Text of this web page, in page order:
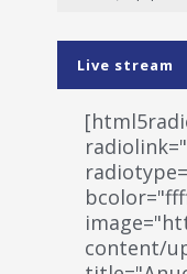
Live stream
content/